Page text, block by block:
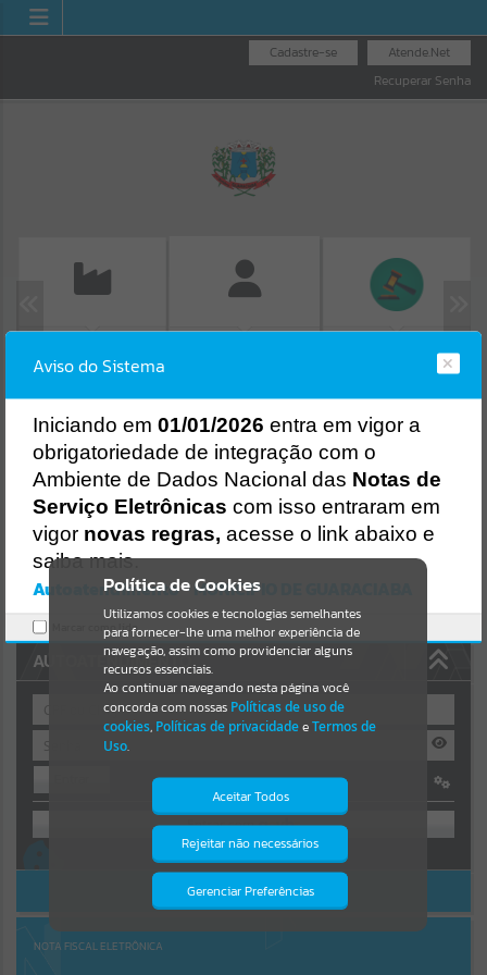
Atende.Net
Cadastre-se
Recuperar Senha
ISS/ALVARÁ
Resultados para""
Portais
Por favor, aguarde...
NOTÍCIAS
Por favor, aguarde...
Por favor, aguarde...
AUTOATENDIMENTO
OU
Cadastre-se|Recuperar Senha
ACESSAR SEM LOGIN
NOTA FISCAL ELETRÔNICA
Política de Cookies
Utilizamos cookies e tecnologias semelhantes
para fornecer-lhe uma melhor experiência de
navegação, assim como providenciar alguns
recursos essenciais.
Ao continuar navegando nesta página você
concorda com nossas Políticas de uso de
cookies, Políticas de privacidadeeTermos de
Uso.
Aceitar Todos
Rejeitar não necessários
Gerenciar Preferências
Isto significa que diversos recursos
providenciados poderão não estar
Aviso do Sistema
Iniciando em 01/01/2026 entra em vigor a
obrigatoriedade de integração com o
Ambiente de Dados Nacional das Notas de
Serviço Eletrônicas com isso entraram em
vigor novas regras, acesse o link abaixo e
saiba mais.
Autoatendimento - MUNICIPIO DE GUARACIABA
Marcar como lido.
Erro
Gerenciamento do Sistema
CÓDIGO DA MENSAGEM:
Ocorreu um erro de script:
Uncaught SyntaxError: Unexpected token '('
https://guaraciaba.atende.net/cidadao/pagina/static/bundle/wpo_in
dex_2_base_l2_portal_editores_sync_d9fb77cfd5741fafc9972edc7a6
41fea.js?v=83d4f602:47
Verificar Mais Detalhes